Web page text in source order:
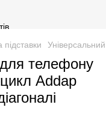
підставки
телефону
Addap